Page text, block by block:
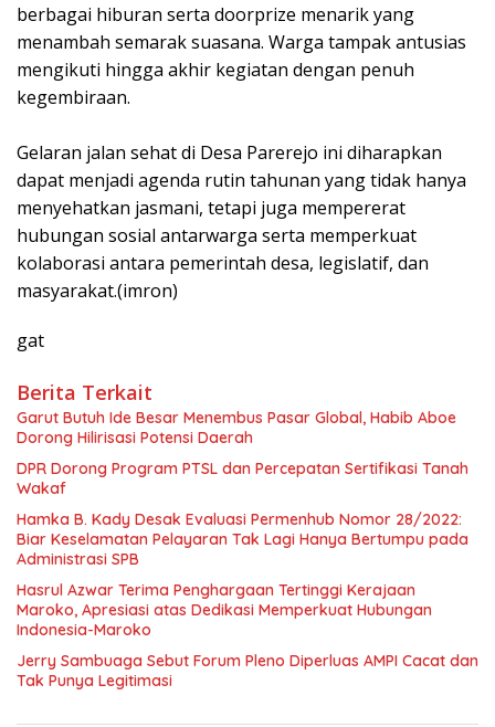
berbagai hiburan serta doorprize menarik yang
menambah semarak suasana. Warga tampak antusias
mengikuti hingga akhir kegiatan dengan penuh
kegembiraan.
‎Gelaran jalan sehat di Desa Parerejo ini diharapkan
dapat menjadi agenda rutin tahunan yang tidak hanya
menyehatkan jasmani, tetapi juga mempererat
hubungan sosial antarwarga serta memperkuat
kolaborasi antara pemerintah desa, legislatif, dan
masyarakat.(imron)
gat
Berita Terkait
Garut Butuh Ide Besar Menembus Pasar Global, Habib Aboe
Dorong Hilirisasi Potensi Daerah
DPR Dorong Program PTSL dan Percepatan Sertifikasi Tanah
Wakaf
Hamka B. Kady Desak Evaluasi Permenhub Nomor 28/2022:
Biar Keselamatan Pelayaran Tak Lagi Hanya Bertumpu pada
Administrasi SPB
Hasrul Azwar Terima Penghargaan Tertinggi Kerajaan
Maroko, Apresiasi atas Dedikasi Memperkuat Hubungan
Indonesia-Maroko
Jerry Sambuaga Sebut Forum Pleno Diperluas AMPI Cacat dan
Tak Punya Legitimasi